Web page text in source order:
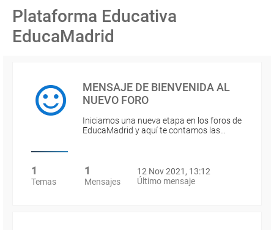
Plataforma Educativa
EducaMadrid
MENSAJE DE BIENVENIDA AL
NUEVO FORO
Iniciamos una nueva etapa en los foros de
EducaMadrid y aquí te contamos las…
1
Temas
1
Mensajes
12 Nov 2021, 13:12
Último mensaje